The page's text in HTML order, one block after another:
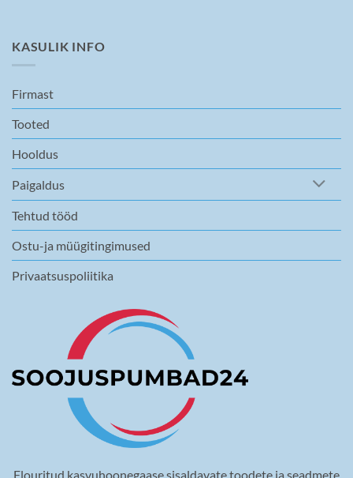
KASULIK INFO
Firmast
Tooted
Hooldus
Paigaldus
Tehtud tööd
Ostu-ja müügitingimused
Privaatsuspoliitika
Flouritud kasvuhoonegaase sisaldavate toodete ja seadmete